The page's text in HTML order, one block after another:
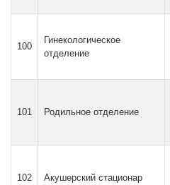
100
Гинекологическое
отделение
101 Родильное отделение
102 Акушерский стационар